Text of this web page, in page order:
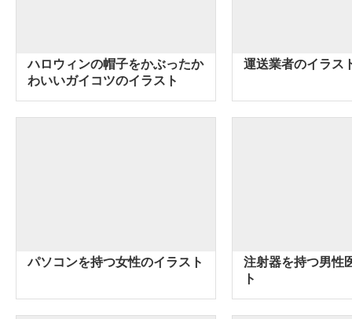
ハロウィンの帽子をかぶったか
わいいガイコツのイラスト
運送業者のイラス
パソコンを持つ女性のイラスト
注射器を持つ男性
ト